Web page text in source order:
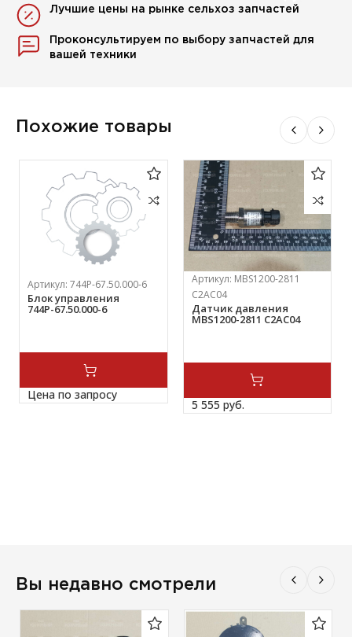
Лучшие цены на рынке сельхоз запчастей
Проконсультируем по выбору запчастей для
вашей техники
Похожие товары
Артикул:744Р-67.50.000-6
Блок управления
744Р-67.50.000-6
Цена по запросу
Артикул: MBS1200-2811
C2AC04
Датчик давления
MBS1200-2811 C2AC04
5 555 руб.
Вы недавно смотрели